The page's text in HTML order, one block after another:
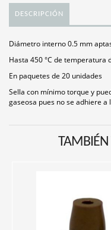
DESCRIPCIÓN
Diámetro interno 0.5 mm
Hasta 450 °C de temperatura
En paquetes de 20 unidades
Sella con mínimo torque y
gaseosa pues no se adhiere a
TAMBIÉN